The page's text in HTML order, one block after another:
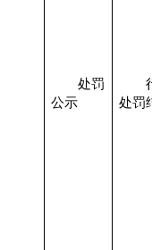
处罚
公示
处罚